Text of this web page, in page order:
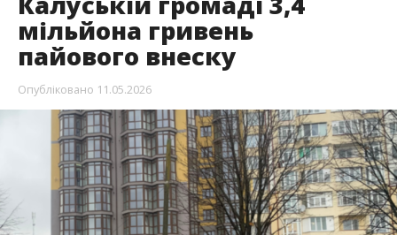
мільйона гривень
пайового внеску
Опубліковано 11.05.2026